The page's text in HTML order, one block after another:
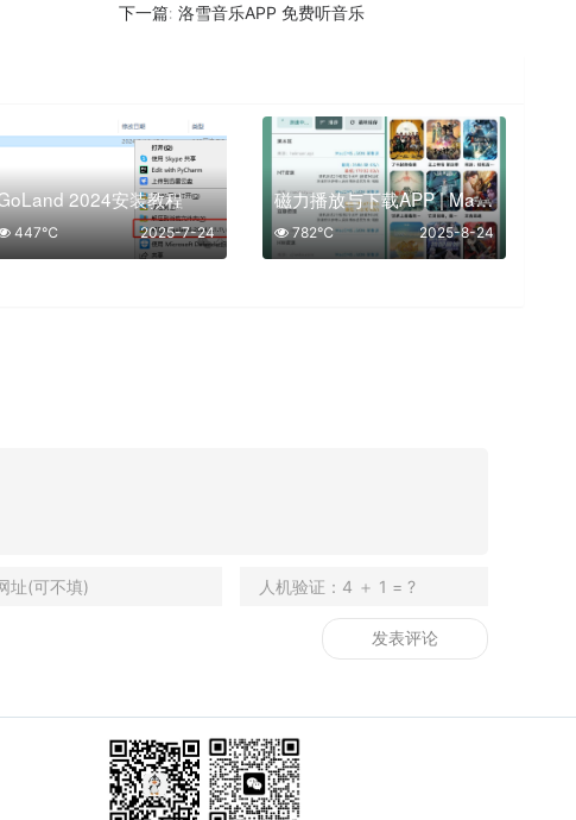
下一篇: 洛雪音乐APP 免费听音乐
2024安装教程
2025-7-24
447℃
磁力播放与下载APP | Magnet Player（v1.3.0）
2025-8-24
782℃